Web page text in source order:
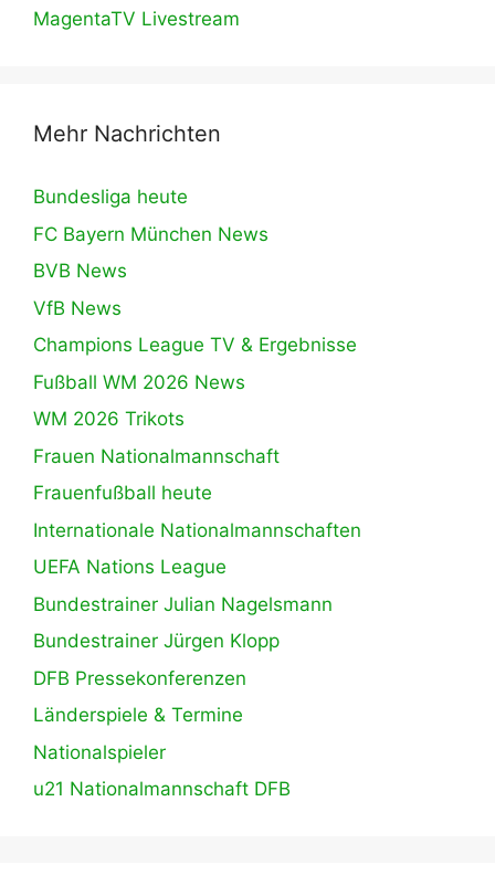
MagentaTV Livestream
Mehr Nachrichten
Bundesliga heute
FC Bayern München News
BVB News
VfB News
Champions League TV & Ergebnisse
Fußball WM 2026 News
WM 2026 Trikots
Frauen Nationalmannschaft
Frauenfußball heute
Internationale Nationalmannschaften
UEFA Nations League
Bundestrainer Julian Nagelsmann
Bundestrainer Jürgen Klopp
DFB Pressekonferenzen
Länderspiele & Termine
Nationalspieler
u21 Nationalmannschaft DFB